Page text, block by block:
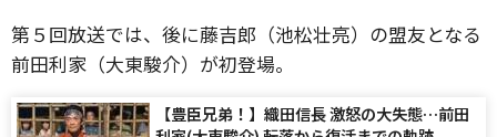
第５回放送では、後に藤吉郎（池松壮亮）の盟友となる
前田利家（大東駿介）が初登場。
【豊臣兄弟！】織田信長 激怒の大失態…前田